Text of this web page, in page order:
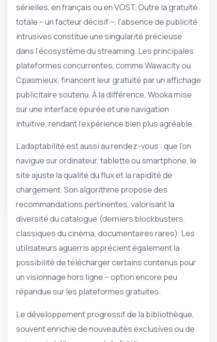
sérielles, en français ou en VOST. Outre la gratuité
totale – un facteur décisif –, l’absence de publicité
intrusives constitue une singularité précieuse
dans l’écosystème du streaming. Les principales
plateformes concurrentes, comme Wawacity ou
Cpasmieux, financent leur gratuité par un affichage
publicitaire soutenu. À la différence, Wooka mise
sur une interface épurée et une navigation
intuitive, rendant l’expérience bien plus agréable.
L’adaptabilité est aussi au rendez-vous : que l’on
navigue sur ordinateur, tablette ou smartphone, le
site ajuste la qualité du flux et la rapidité de
chargement. Son algorithme propose des
recommandations pertinentes, valorisant la
diversité du catalogue (derniers blockbusters,
classiques du cinéma, documentaires rares). Les
utilisateurs aguerris apprécient également la
possibilité de télécharger certains contenus pour
un visionnage hors ligne – option encore peu
répandue sur les plateformes gratuites.
Le développement progressif de la bibliothèque,
souvent enrichie de nouveautés exclusives ou de